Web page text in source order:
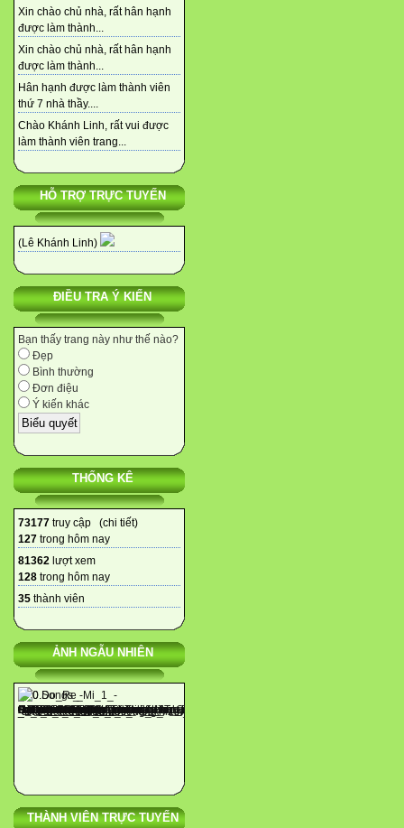
Xin chào chủ nhà, rất hân hạnh
được làm thành...
Xin chào chủ nhà, rất hân hạnh
được làm thành...
Hân hạnh được làm thành viên
thứ 7 nhà thầy....
Chào Khánh Linh, rất vui được
làm thành viên trang...
HỖ TRỢ TRỰC TUYẾN
(Lê Khánh Linh)
ĐIỀU TRA Ý KIẾN
Bạn thấy trang này như thế nào?
Đẹp
Bình thường
Đơn điệu
Ý kiến khác
THỐNG KÊ
73177 truy cập (chi tiết)
127 trong hôm nay
81362 lượt xem
128 trong hôm nay
35 thành viên
ẢNH NGẪU NHIÊN
THÀNH VIÊN TRỰC TUYẾN